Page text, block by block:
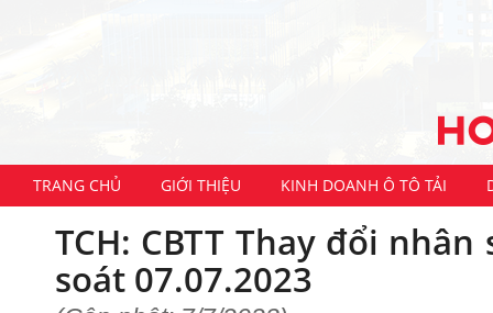
TRANG CHỦ GIỚI THIỆU KINH DOANH Ô TÔ TẢI
TCH: CBTT Thay đổi
soát 07.07.2023